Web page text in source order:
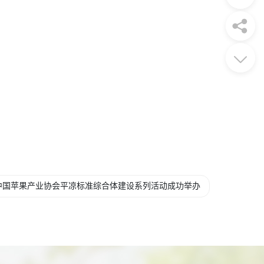
苹果产业协会平凉标准综合体建设系列活动成功举办